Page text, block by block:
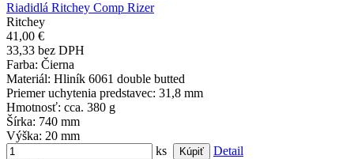
Riadidlá Ritchey Comp Rizer
Ritchey
41,00 €
33,33 bez DPH
Farba: Čierna
Materiál: Hliník 6061 double butted
Priemer uchytenia predstavec: 31,8 mm
Hmotnosť: cca. 380 g
Šírka: 740 mm
Výška: 20 mm
ks
Detail